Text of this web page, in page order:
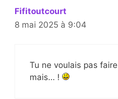
Fifitoutcourt
8 mai 2025 à 9:04
Tu ne voulais pas
mais… !